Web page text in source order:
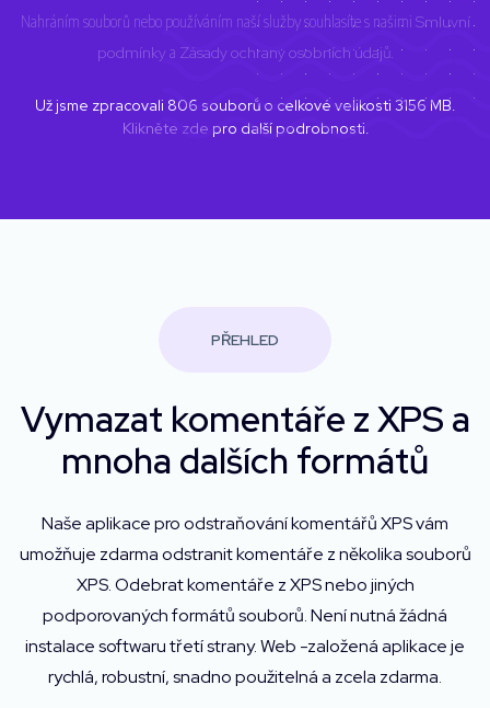
Nahráním souborů nebo používáním naší služby souhlasíte s našimi Smluvní
podmínkya Zásady ochrany osobních údajů.
Už jsme zpracovali 806 souborů o celkové velikosti 3156 MB.
Klikněte zde pro další podrobnosti.
PŘEHLED
Vymazat komentáře z XPS a
mnoha dalších formátů
Naše aplikace pro odstraňování komentářů XPS vám
umožňuje zdarma odstranit komentáře z několika souborů
XPS. Odebrat komentáře z XPS nebo jiných
podporovaných formátů souborů. Není nutná žádná
instalace softwaru třetí strany. Web -založená aplikace je
rychlá, robustní, snadno použitelná a zcela zdarma.